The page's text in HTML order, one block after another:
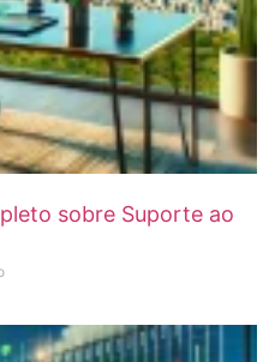
sobre Suporte ao